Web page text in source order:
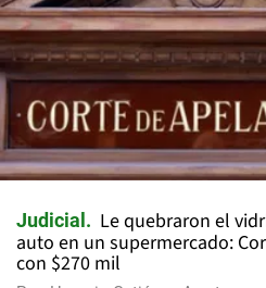
Judicial
Le quebraron el
auto en un supermercado:
con $270 mil